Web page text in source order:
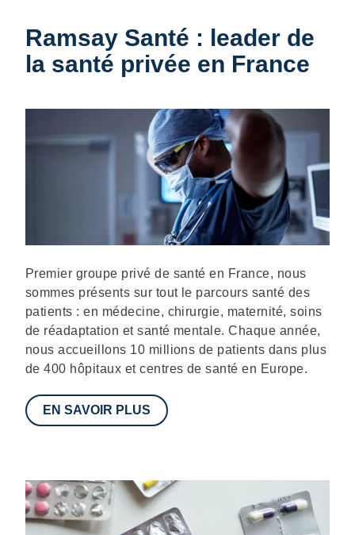
Ramsay Santé : leader de
la santé privée en France
Description
Premier groupe privé de santé en France, nous
sommes présents sur tout le parcours santé des
patients : en médecine, chirurgie, maternité, soins
de réadaptation et santé mentale. Chaque année,
nous accueillons 10 millions de patients dans plus
de 400 hôpitaux et centres de santé en Europe.
EN SAVOIR PLUS